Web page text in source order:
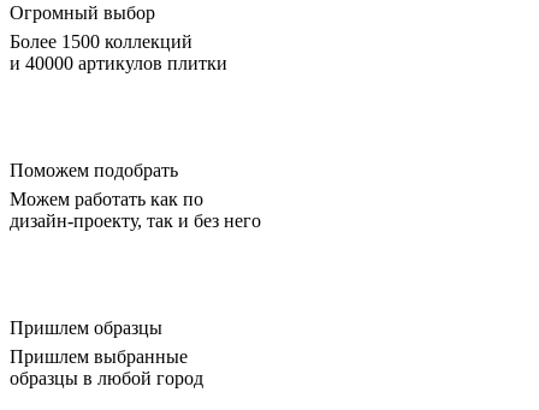
Огромный выбор
Более 1500 коллекций
и 40000 артикулов плитки
Поможем подобрать
Можем работать как по
дизайн-проекту, так и без него
Пришлем образцы
Пришлем выбранные
образцы в любой город